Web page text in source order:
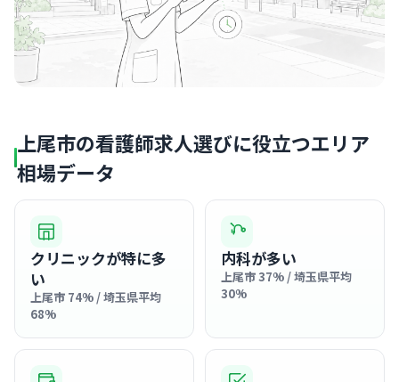
上尾市の看護師求人選びに役立つエリア
相場データ
クリニックが特に多
い
上尾市 74% / 埼玉県平均
68%
内科が多い
上尾市 37% / 埼玉県平均
30%